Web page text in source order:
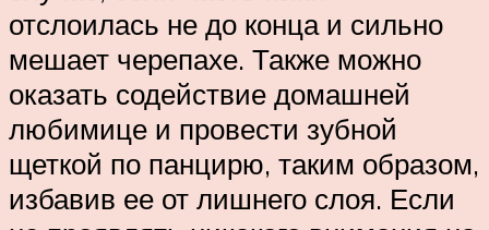
отслоилась не до конца и сильно
мешает черепахе. Также можно
оказать содействие домашней
любимице и провести зубной
щеткой по панцирю, таким образом,
избавив ее от лишнего слоя. Если